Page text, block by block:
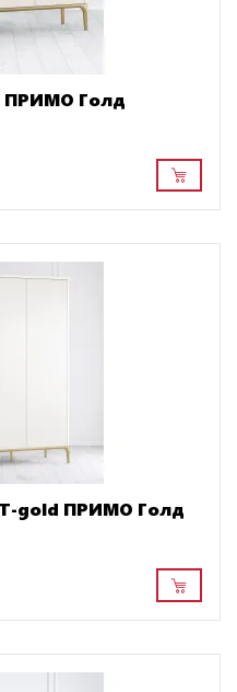
ПРИМО Голд
gold ПРИМО Голд